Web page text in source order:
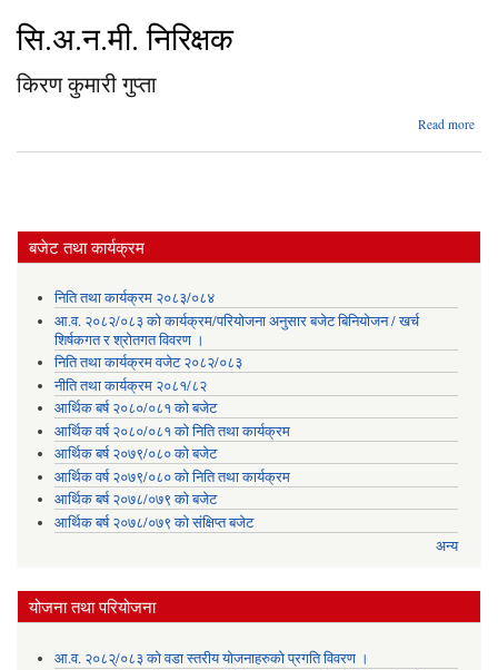
सि.अ.न.मी. निरिक्षक
किरण कुमारी गुप्ता
Read more
बजेट तथा कार्यक्रम
निति तथा कार्यक्रम २०८३/०८४
आ.व. २०८२/०८३ को कार्यक्रम/परियोजना अनुसार बजेट बिनियोजन / खर्च
शिर्षकगत र श्रोतगत विवरण ।
निति तथा कार्यक्रम वजेट २०८२/०८३
नीति तथा कार्यक्रम २०८१/८२
आर्थिक बर्ष २०८०/०८१ को बजेट
आर्थिक वर्ष २०८०/०८१ को निति तथा कार्यक्रम
आर्थिक बर्ष २०७९/०८० को बजेट
आर्थिक वर्ष २०७९/०८० को निति तथा कार्यक्रम
आर्थिक बर्ष २०७८/०७९ को बजेट
आर्थिक बर्ष २०७८/०७९ को संक्षिप्त बजेट
अन्य
योजना तथा परियोजना
आ.व. २०८२्/०८३ को वडा स्तरीय योजनाहरुको प्रगति विवरण ।